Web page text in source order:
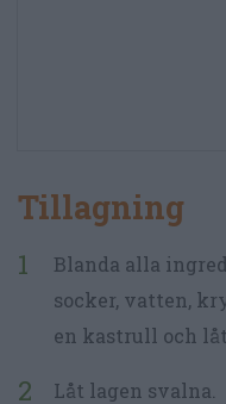
Tillagning
Blanda alla
socker, vatten,
en kastrull och
Låt lagen svalna.